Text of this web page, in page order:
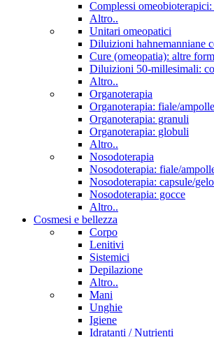
Complessi
Altro..
Unitari omeopatici
Diluizioni hahnemanniane
Cure (omeopatia): altre
Diluizioni 50-millesimali:
Altro..
Organoterapia
Organoterapia: fiale/
Organoterapia: granuli
Organoterapia: globuli
Altro..
Nosodoterapia
Nosodoterapia: fiale/
Nosodoterapia: capsule/
Nosodoterapia: gocce
Altro..
Cosmesi e bellezza
Corpo
Lenitivi
Sistemici
Depilazione
Altro..
Mani
Unghie
Igiene
Idratanti / Nutrienti